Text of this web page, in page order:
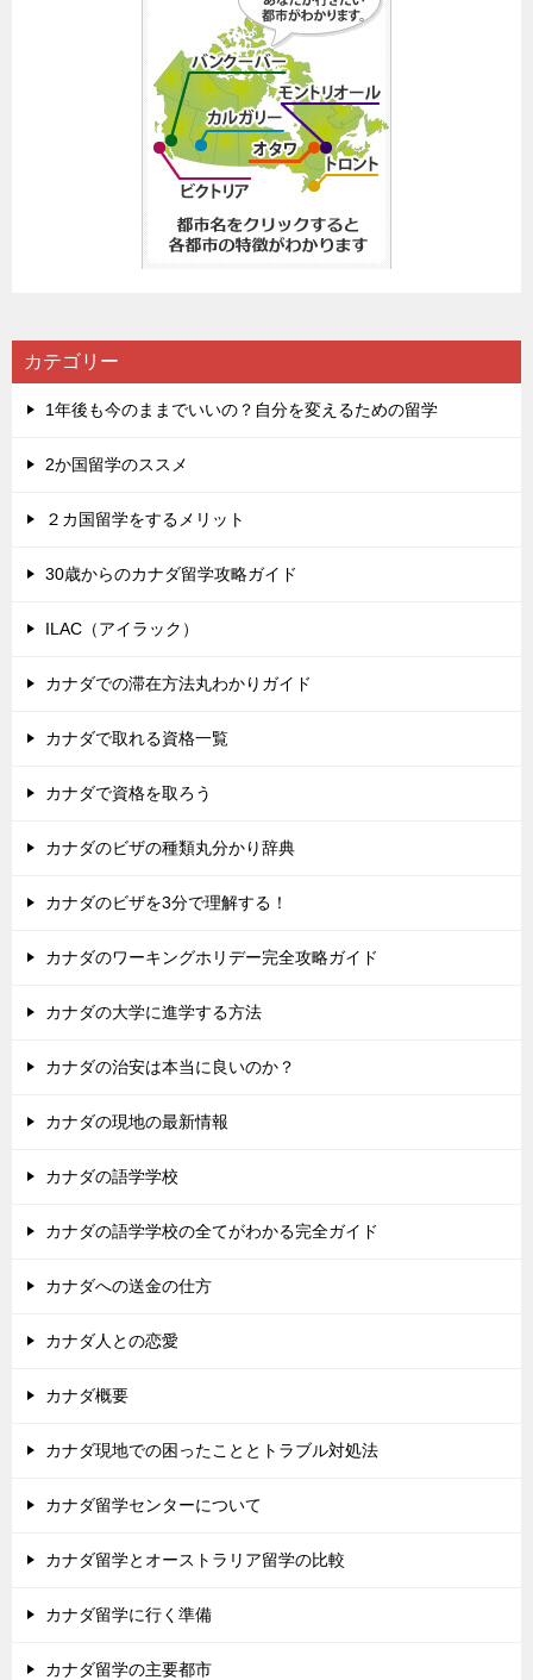
カテゴリー
1年後も今のままでいいの？自分を変えるための留学
2か国留学のススメ
２カ国留学をするメリット
30歳からのカナダ留学攻略ガイド
ILAC（アイラック）
カナダでの滞在方法丸わかりガイド
カナダで取れる資格一覧
カナダで資格を取ろう
カナダのビザの種類丸分かり辞典
カナダのビザを3分で理解する！
カナダのワーキングホリデー完全攻略ガイド
カナダの大学に進学する方法
カナダの治安は本当に良いのか？
カナダの現地の最新情報
カナダの語学学校
カナダの語学学校の全てがわかる完全ガイド
カナダへの送金の仕方
カナダ人との恋愛
カナダ概要
カナダ現地での困ったこととトラブル対処法
カナダ留学センターについて
カナダ留学とオーストラリア留学の比較
カナダ留学に行く準備
カナダ留学の主要都市